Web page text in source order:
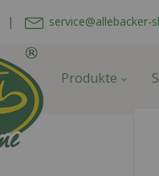
| service@allebacker-
Produkte